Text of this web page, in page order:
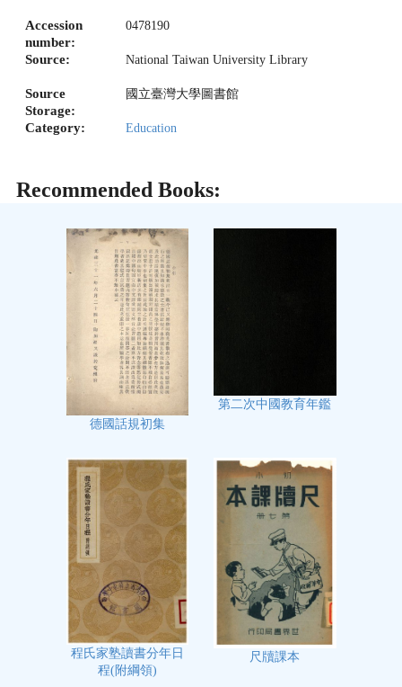
Accession
number:
0478190
Source: National Taiwan University Library
Source
Storage:
國立臺灣大學圖書館
Category: Education
Recommended Books:
德國話規初集
第二次中國教育年鑑
程氏家塾讀書分年日
程(附綱領)
尺牘課本